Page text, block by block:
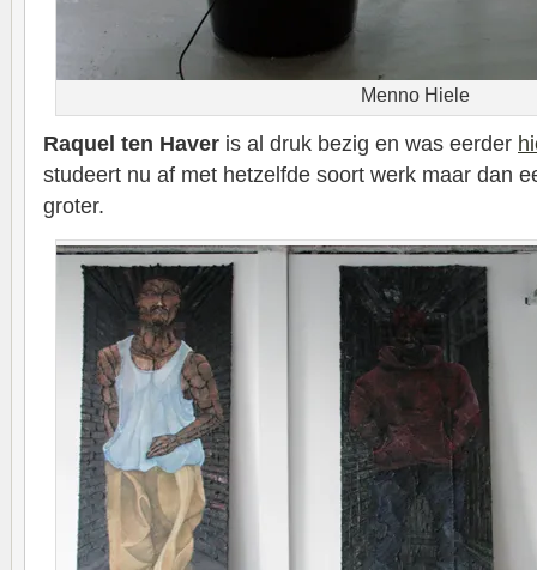
Menno Hiele
Raquel ten Haver is al druk bezig en was eerder
studeert nu af met hetzelfde soort werk maar dan
groter.